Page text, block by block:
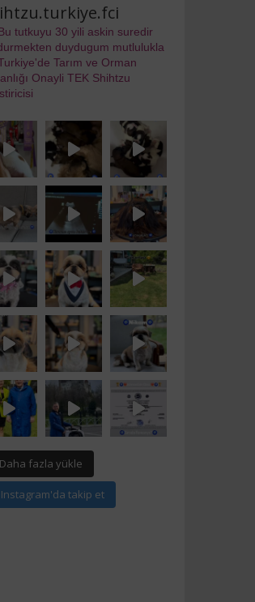
tutkuyu 30 yili askin suredir
duydugum mutlulukla
Tarım ve Orman
Onayli TEK Shihtzu
Daha fazla yükle
Instagram'da takip et